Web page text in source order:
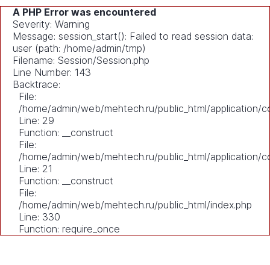
A PHP Error was encountered
Severity: Warning
Message: session_start(): Failed to read session data:
user (path: /home/admin/tmp)
Filename: Session/Session.php
Line Number: 143
Backtrace:
File:
/home/admin/web/mehtech.ru/public_html/application/
Line: 29
Function: __construct
File:
/home/admin/web/mehtech.ru/public_html/application/
Line: 21
Function: __construct
File:
/home/admin/web/mehtech.ru/public_html/index.php
Line: 330
Function: require_once